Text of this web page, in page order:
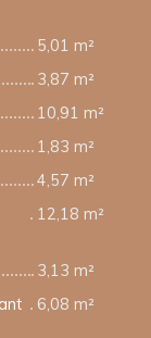
5,01 m²
3,87 m²
10,91 m²
1,83 m²
4,57 m²
12,18 m²
3,13 m²
6,08 m²